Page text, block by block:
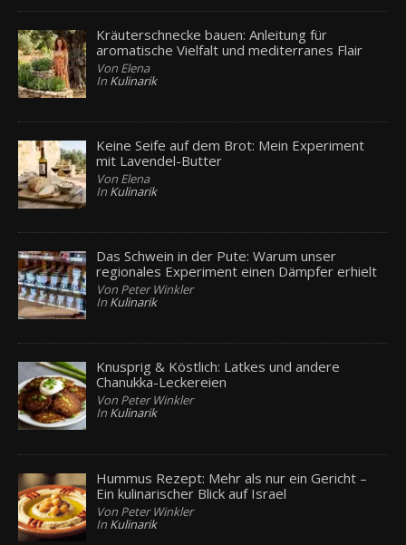
Kräuterschnecke bauen: Anleitung für
aromatische Vielfalt und mediterranes Flair
Von Elena
In Kulinarik
Keine Seife auf dem Brot: Mein Experiment
mit Lavendel-Butter
Von Elena
In Kulinarik
Das Schwein in der Pute: Warum unser
regionales Experiment einen Dämpfer erhielt
Von Peter Winkler
In Kulinarik
Knusprig & Köstlich: Latkes und andere
Chanukka-Leckereien
Von Peter Winkler
In Kulinarik
Hummus Rezept: Mehr als nur ein Gericht –
Ein kulinarischer Blick auf Israel
Von Peter Winkler
In Kulinarik